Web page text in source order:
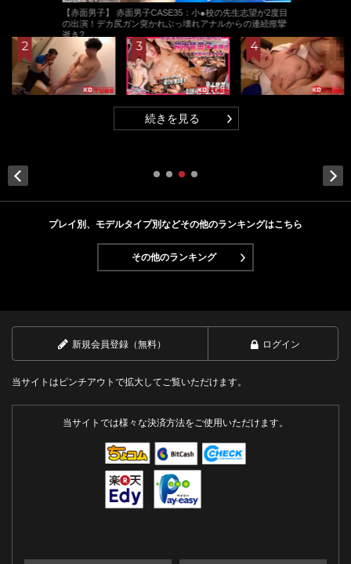
【赤面男子】 赤面男子CASE35：小●校の先生志望が2度目
の出演！デカ尻ガン突かれぶっ壊れアナルからの連続痙攣
逝き?
続きを見る
プレイ別、モデルタイプ別などその他のランキングはこちら
その他のランキング
新規会員登録（無料） ログイン
当サイトはピンチアウトで拡大してご覧いただけます。
当サイトでは様々な決済方法をご使用いただけます。